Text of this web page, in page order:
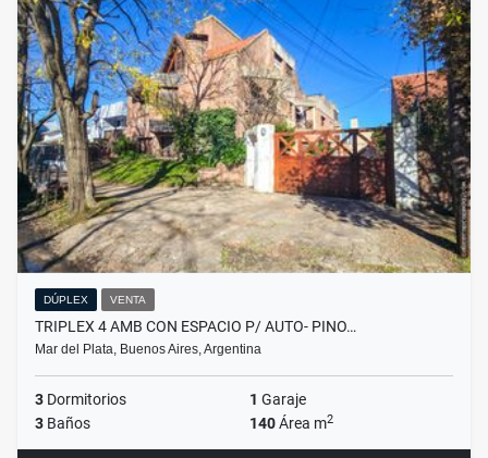
DÚPLEX VENTA
TRIPLEX 4 AMB CON ESPACIO P/ AUTO- PINO…
Mar del Plata, Buenos Aires, Argentina
3 Dormitorios 1 Garaje
3 Baños 140Área m2